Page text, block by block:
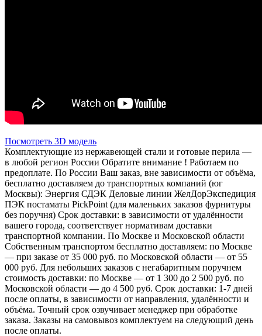
Посмотреть 3D модель
Комплектующие из нержавеющей стали и готовые перила —
в любой регион России Обратите внимание ! Работаем по
предоплате. По России Ваш заказ, вне зависимости от объёма,
бесплатно доставляем до транспортных компаний (юг
Москвы): Энергия СДЭК Деловые линии ЖелДорЭкспедиция
ПЭК постаматы PickPoint (для маленьких заказов фурнитуры
без поручня) Срок доставки: в зависимости от удалённости
вашего города, соответствует нормативам доставки
транспортной компании. По Москве и Московской области
Собственным транспортом бесплатно доставляем: по Москве
— при заказе от 35 000 руб. по Московской области — от 55
000 руб. Для небольших заказов с негабаритным поручнем
стоимость доставки: по Москве — от 1 300 до 2 500 руб. по
Московской области — до 4 500 руб. Срок доставки: 1-7 дней
после оплаты, в зависимости от направления, удалённости и
объёма. Точный срок озвучивает менеджер при обработке
заказа. Заказы на самовывоз комплектуем на следующий день
после оплаты.